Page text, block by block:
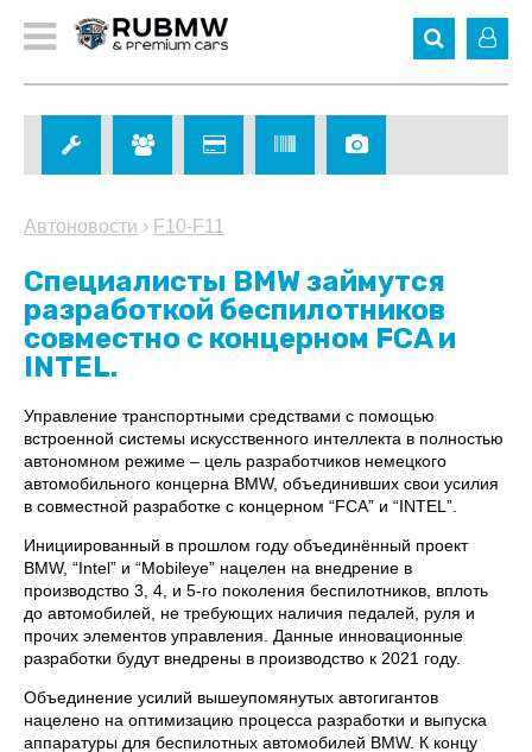
Автоновости › F10-F11
Специалисты BMW займутся
разработкой беспилотников
совместно с концерном FCA и
INTEL.
Управление транспортными средствами с помощью
встроенной системы искусственного интеллекта в полностью
автономном режиме – цель разработчиков немецкого
автомобильного концерна BMW, объединивших свои усилия
в совместной разработке с концерном “FCA” и “INTEL”.
Инициированный в прошлом году объединённый проект
BMW, “Intel” и “Mobileye” нацелен на внедрение в
производство 3, 4, и 5-го поколения беспилотников, вплоть
до автомобилей, не требующих наличия педалей, руля и
прочих элементов управления. Данные инновационные
разработки будут внедрены в производство к 2021 году.
Объединение усилий вышеупомянутых автогигантов
нацелено на оптимизацию процесса разработки и выпуска
аппаратуры для беспилотных автомобилей BMW. К концу